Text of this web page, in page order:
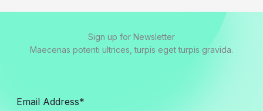
Sign up for Newsletter
Maecenas potenti ultrices, turpis eget turpis gravida.